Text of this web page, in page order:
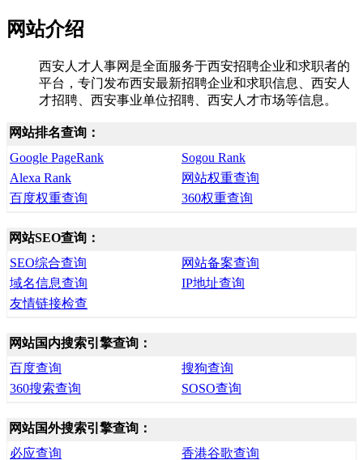
网站介绍
西安人才人事网是全面服务于西安招聘企业和求职者的
平台，专门发布西安最新招聘企业和求职信息、西安人
才招聘、西安事业单位招聘、西安人才市场等信息。
网站排名查询：
Google PageRank
Sogou Rank
Alexa Rank
网站权重查询
百度权重查询
360权重查询
网站SEO查询：
SEO综合查询
网站备案查询
域名信息查询
IP地址查询
友情链接检查
网站国内搜索引擎查询：
百度查询
搜狗查询
360搜索查询
SOSO查询
网站国外搜索引擎查询：
必应查询
香港谷歌查询